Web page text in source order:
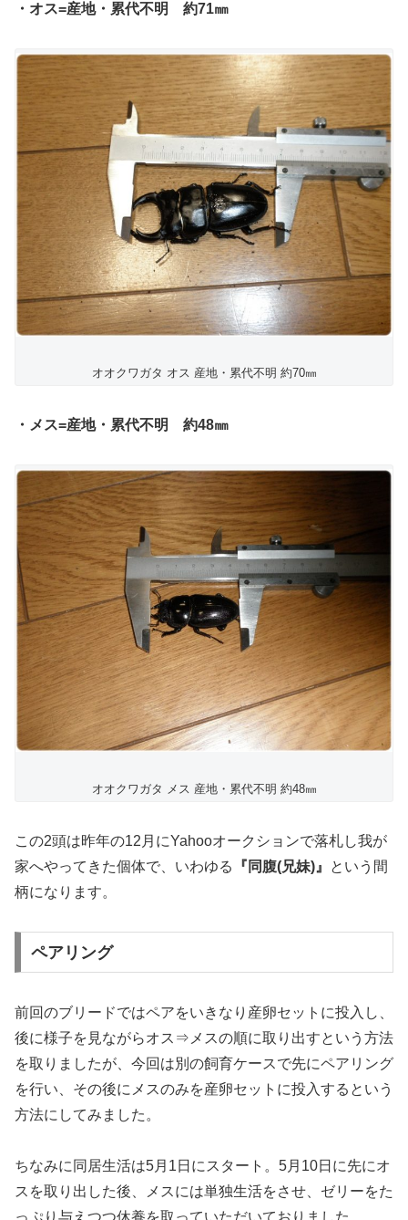
・オス=産地・累代不明 約71㎜
オオクワガタ オス 産地・累代不明 約70㎜
・メス=産地・累代不明 約48㎜
オオクワガタ メス 産地・累代不明 約48㎜
この2頭は昨年の12月にYahooオークションで落札し我が
家へやってきた個体で、いわゆる
『同腹(兄妹)』
という間
柄になります。
ペアリング
前回のブリードではペアをいきなり産卵セットに投入し、
後に様子を見ながらオス⇒メスの順に取り出すという方法
を取りましたが、今回は別の飼育ケースで先にペアリング
を行い、その後にメスのみを産卵セットに投入するという
方法にしてみました。
ちなみに同居生活は5月1日にスタート。5月10日に先にオ
スを取り出した後、メスには単独生活をさせ、ゼリーをた